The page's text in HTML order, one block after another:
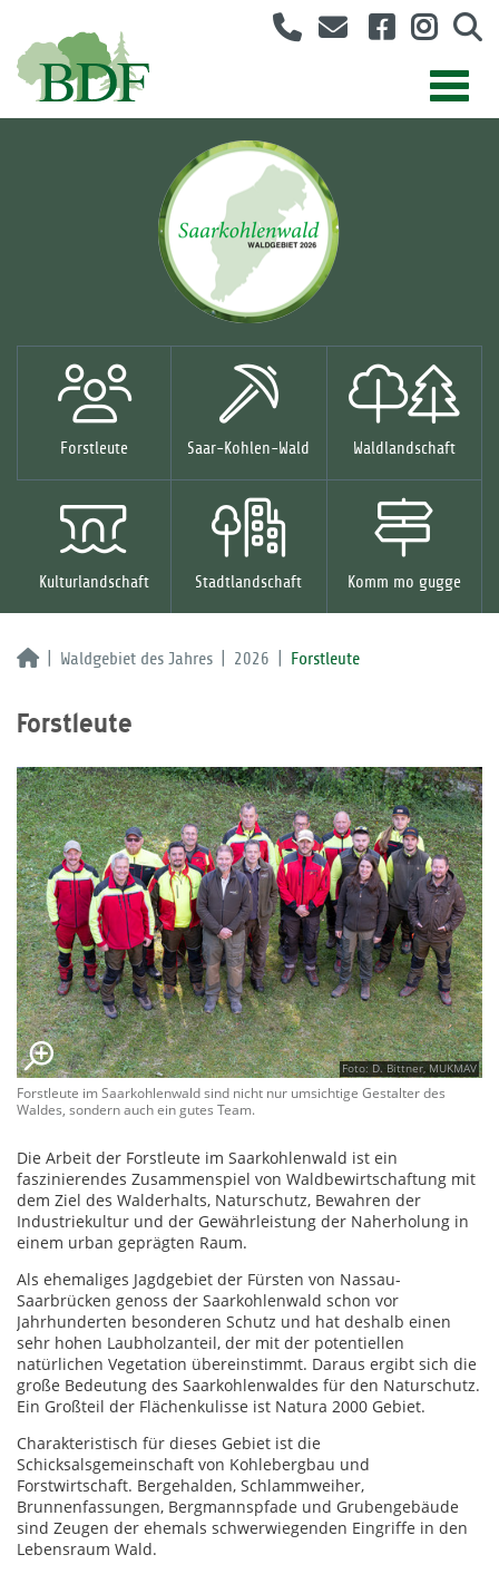
Forstleute Saar-Kohlen-Wald Waldlandschaft
Kulturlandschaft Stadtlandschaft Komm mo gugge
Waldgebiet des Jahres 2026 Forstleute
Forstleute
Foto: D. Bittner, MUKMAV
Forstleute im Saarkohlenwald sind nicht nur umsichtige Gestalter des
Waldes, sondern auch ein gutes Team.
Die Arbeit der Forstleute im Saarkohlenwald ist ein
faszinierendes Zusammenspiel von Waldbewirtschaftung mit
dem Ziel des Walderhalts, Naturschutz, Bewahren der
Industriekultur und der Gewährleistung der Naherholung in
einem urban geprägten Raum.
Als ehemaliges Jagdgebiet der Fürsten von Nassau-
Saarbrücken genoss der Saarkohlenwald schon vor
Jahrhunderten besonderen Schutz und hat deshalb einen
sehr hohen Laubholzanteil, der mit der potentiellen
natürlichen Vegetation übereinstimmt. Daraus ergibt sich die
große Bedeutung des Saarkohlenwaldes für den Naturschutz.
Ein Großteil der Flächenkulisse ist Natura 2000 Gebiet.
Charakteristisch für dieses Gebiet ist die
Schicksalsgemeinschaft von Kohlebergbau und
Forstwirtschaft. Bergehalden, Schlammweiher,
Brunnenfassungen, Bergmannspfade und Grubengebäude
sind Zeugen der ehemals schwerwiegenden Eingriffe in den
Lebensraum Wald.